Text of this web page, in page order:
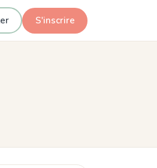
S'inscrire